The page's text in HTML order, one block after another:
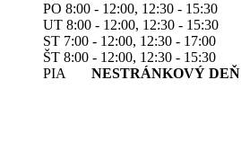
PO 8:00 - 12:00, 12:30 - 15:30
UT 8:00 - 12:00, 12:30 - 15:30
ST 7:00 - 12:00, 12:30 - 17:00
ŠT 8:00 - 12:00, 12:30 - 15:30
PIA NESTRÁNKOVÝ DEŇ